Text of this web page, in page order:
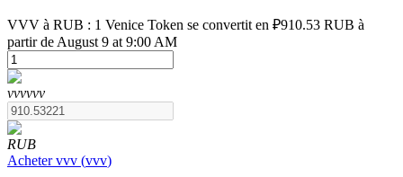
Futures USDT
Futures utilisant l'USDT comme garantie
VVV à RUB : 1 Venice Token se convertit en ₽910.53 RUB à
partir de August 9 at 9:00 AM
vvvvvv
RUB
Acheter vvv (vvv)